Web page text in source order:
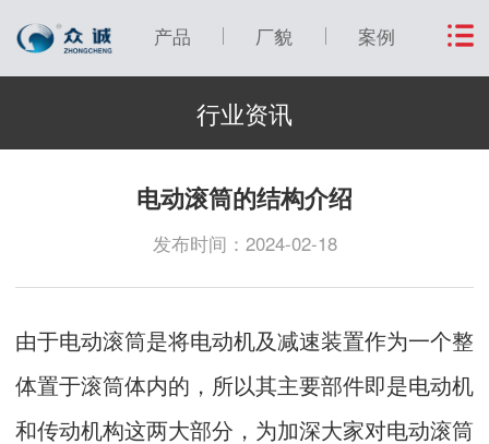
产品 厂貌 案例
行业资讯
电动滚筒的结构介绍
发布时间：2024-02-18
由于电动滚筒是将电动机及减速装置作为一个整
体置于滚筒体内的，所以其主要部件即是电动机
和传动机构这两大部分，为加深大家对电动滚筒